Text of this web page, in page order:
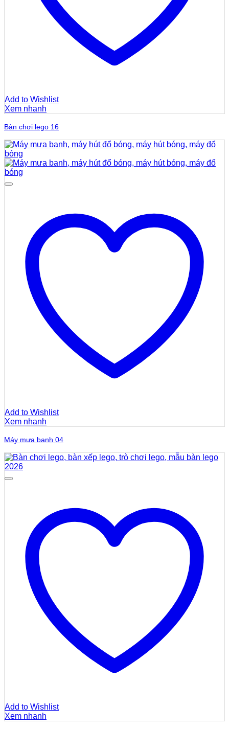
Add to Wishlist
Xem nhanh
Bàn chơi lego 16
Add to Wishlist
Xem nhanh
Máy mưa banh 04
Add to Wishlist
Xem nhanh